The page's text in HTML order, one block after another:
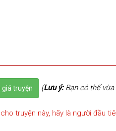
giá truyện (Lưu ý:Bạn có thể vừa
truyện này, hãy là người đầu